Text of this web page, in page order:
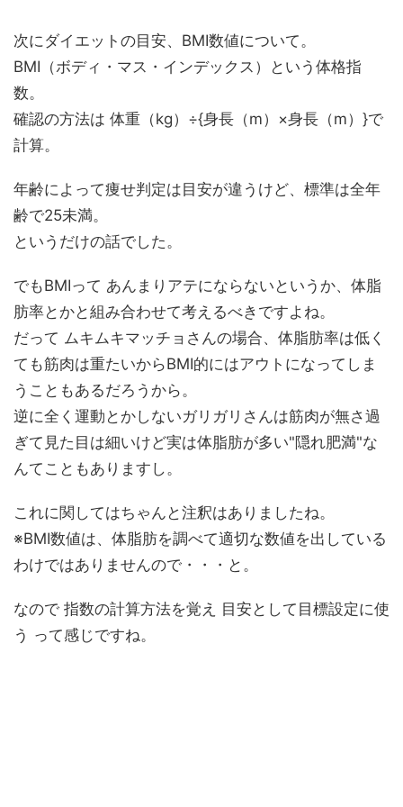
次にダイエットの目安、BMI数値について。
BMI（ボディ・マス・インデックス）という体格指
数。
確認の方法は 体重（kg）÷{身長（m）×身長（m）}で
計算。
年齢によって痩せ判定は目安が違うけど、標準は全年
齢で25未満。
というだけの話でした。
でもBMIって あんまりアテにならないというか、体脂
肪率とかと組み合わせて考えるべきですよね。
だって ムキムキマッチョさんの場合、体脂肪率は低く
ても筋肉は重たいからBMI的にはアウトになってしま
うこともあるだろうから。
逆に全く運動とかしないガリガリさんは筋肉が無さ過
ぎて見た目は細いけど実は体脂肪が多い"隠れ肥満"な
んてこともありますし。
これに関してはちゃんと注釈はありましたね。
※BMI数値は、体脂肪を調べて適切な数値を出している
わけではありませんので・・・と。
なので 指数の計算方法を覚え 目安として目標設定に使
う って感じですね。